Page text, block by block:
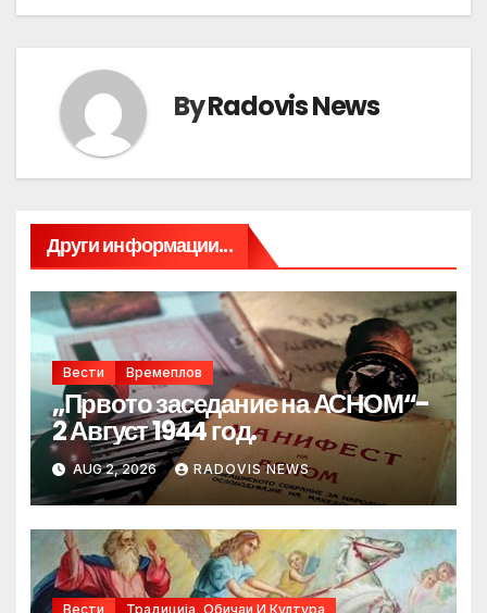
ByRadovis News
Други информации...
Вести Времеплов
„Првото заседание на АСНОМ“-
2 Август 1944 год.
AUG 2, 2026 RADOVIS NEWS
Вести Традиција, Обичаи И Култура